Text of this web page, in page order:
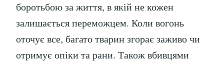
боротьбою за життя, в якій не кожен
залишається переможцем. Коли вогонь
оточує все, багато тварин згорає заживо чи
отримує опіки та рани. Також вбивцями